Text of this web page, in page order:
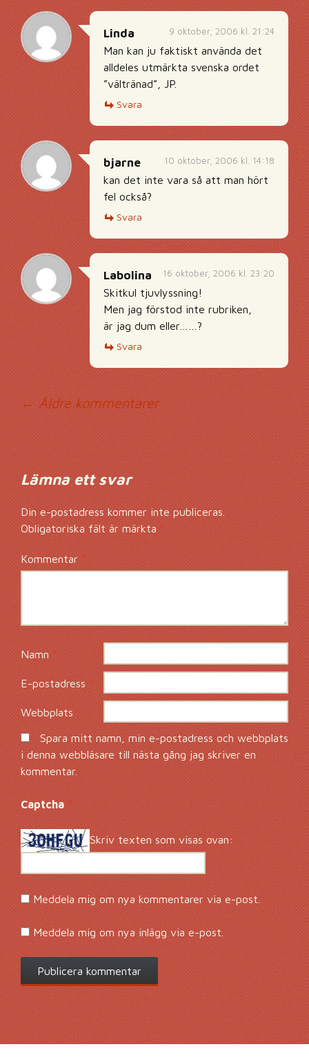
9 oktober, 2006 kl. 21:24
Linda
Man kan ju faktiskt använda det
alldeles utmärkta svenska ordet
”vältränad”, JP.
Svara
10 oktober, 2006 kl. 14:18
bjarne
kan det inte vara så att man hört
fel också?
Svara
16 oktober, 2006 kl. 23:20
Labolina
Skitkul tjuvlyssning!
Men jag förstod inte rubriken,
är jag dum eller……?
Svara
← Äldre kommentarer
Lämna ett svar
Din e-postadress kommer inte publiceras.
Obligatoriska fält är märkta*
Kommentar*
Namn *
E-postadress*
Webbplats
Spara mitt namn, min e-postadress och webbplats
i denna webbläsare till nästa gång jag skriver en
kommentar.
Captcha*
Skriv texten som visas ovan:
Meddela mig om nya kommentarer via e-post.
Meddela mig om nya inlägg via e-post.